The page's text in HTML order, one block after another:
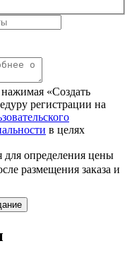
«Создать
регистрации на
в целях
для определения цены
размещения заказа и